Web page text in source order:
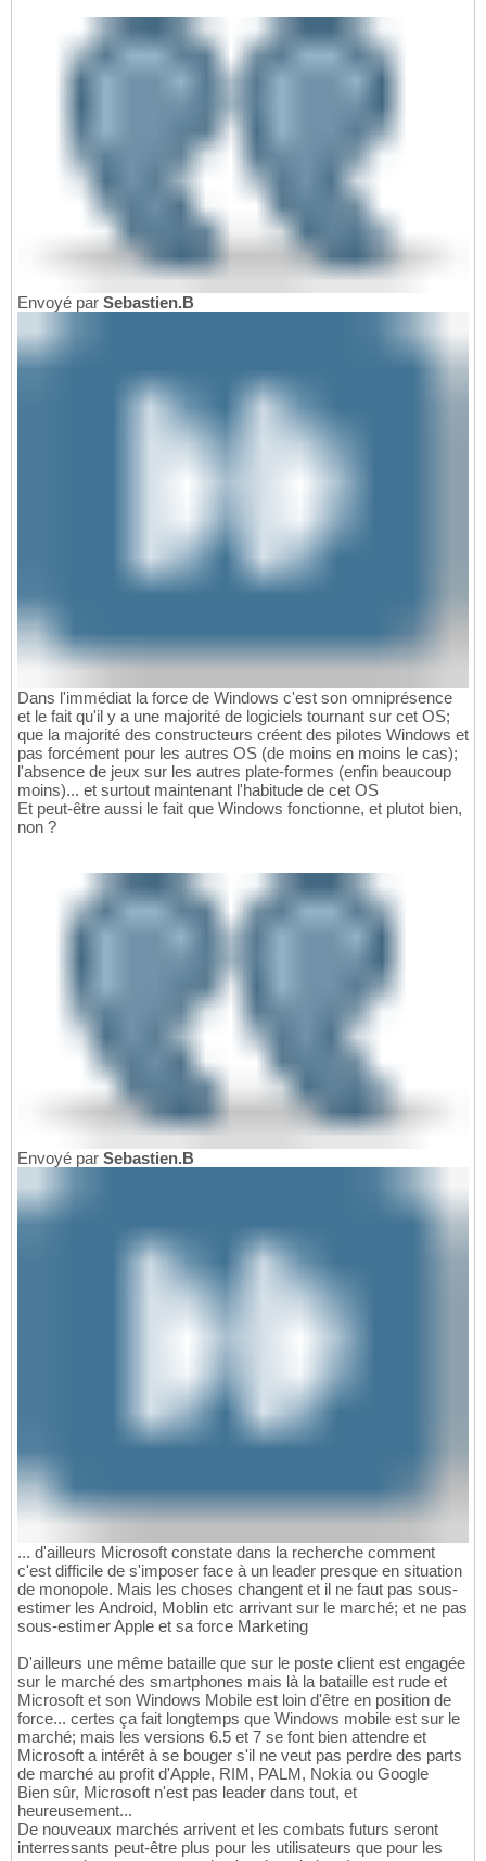
Envoyé par Sebastien.B
Dans l'immédiat la force de Windows c'est son omniprésence
et le fait qu'il y a une majorité de logiciels tournant sur cet OS;
que la majorité des constructeurs créent des pilotes Windows et
pas forcément pour les autres OS (de moins en moins le cas);
l'absence de jeux sur les autres plate-formes (enfin beaucoup
moins)... et surtout maintenant l'habitude de cet OS
Et peut-être aussi le fait que Windows fonctionne, et plutot bien,
non ?
Envoyé par Sebastien.B
... d'ailleurs Microsoft constate dans la recherche comment
c'est difficile de s'imposer face à un leader presque en situation
de monopole. Mais les choses changent et il ne faut pas sous-
estimer les Android, Moblin etc arrivant sur le marché; et ne pas
sous-estimer Apple et sa force Marketing
D'ailleurs une même bataille que sur le poste client est engagée
sur le marché des smartphones mais là la bataille est rude et
Microsoft et son Windows Mobile est loin d'être en position de
force... certes ça fait longtemps que Windows mobile est sur le
marché; mais les versions 6.5 et 7 se font bien attendre et
Microsoft a intérêt à se bouger s'il ne veut pas perdre des parts
de marché au profit d'Apple, RIM, PALM, Nokia ou Google
Bien sûr, Microsoft n'est pas leader dans tout, et
heureusement...
De nouveaux marchés arrivent et les combats futurs seront
interressants peut-être plus pour les utilisateurs que pour les